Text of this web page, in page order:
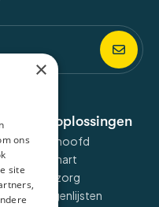
health oplossingen
voor het hoofd
voor het hart
voor zelfzorg
voor vragenlijsten
×
ons
site